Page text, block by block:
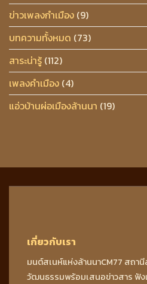
ข่าวเพลงกำเมือง (9)
บทความทั้งหมด (73)
สาระน่ารู้ (112)
เพลงคำเมือง (4)
แอ่วบ้านผ่อเมืองล้านนา (19)
เกี่ยวกับเรา
มนต์สเนห์แห่งล้านนาCM77 สถา
วัฒนธรรมพร้อมเสนอข่าวสาร ฟัง